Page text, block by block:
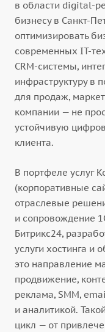
в области digital-
бизнесу в Санкт-
оптимизировать
современных IT-
CRM-системы,
инфраструктуру в
для продаж,
компании — не
устойчивую
клиента.
В портфеле услуг
(корпоративные
отраслевые
и сопровождение
Битрикс24,
услуги хостинга
это направление
продвижение,
реклама, SMM,
и аналитикой.
цикл — от